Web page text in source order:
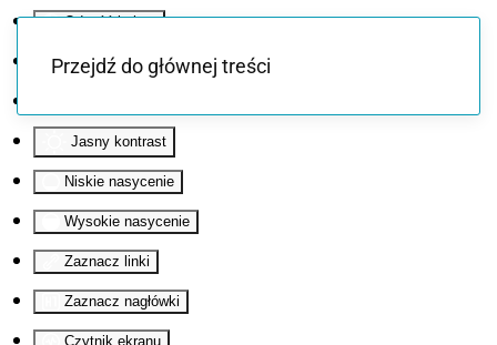
Odwróć kolory
Monochromatyczny
Jasny kontrast
Niskie nasycenie
Wysokie nasycenie
Zaznacz linki
Zaznacz nagłówki
Czytnik ekranu
Przejdź do głównej treści